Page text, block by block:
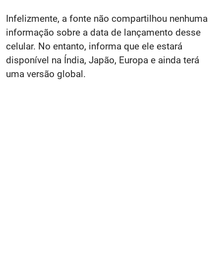
Infelizmente, a fonte não compartilhou nenhuma
informação sobre a data de lançamento desse
celular. No entanto, informa que ele estará
disponível na Índia, Japão, Europa e ainda terá
uma versão global.